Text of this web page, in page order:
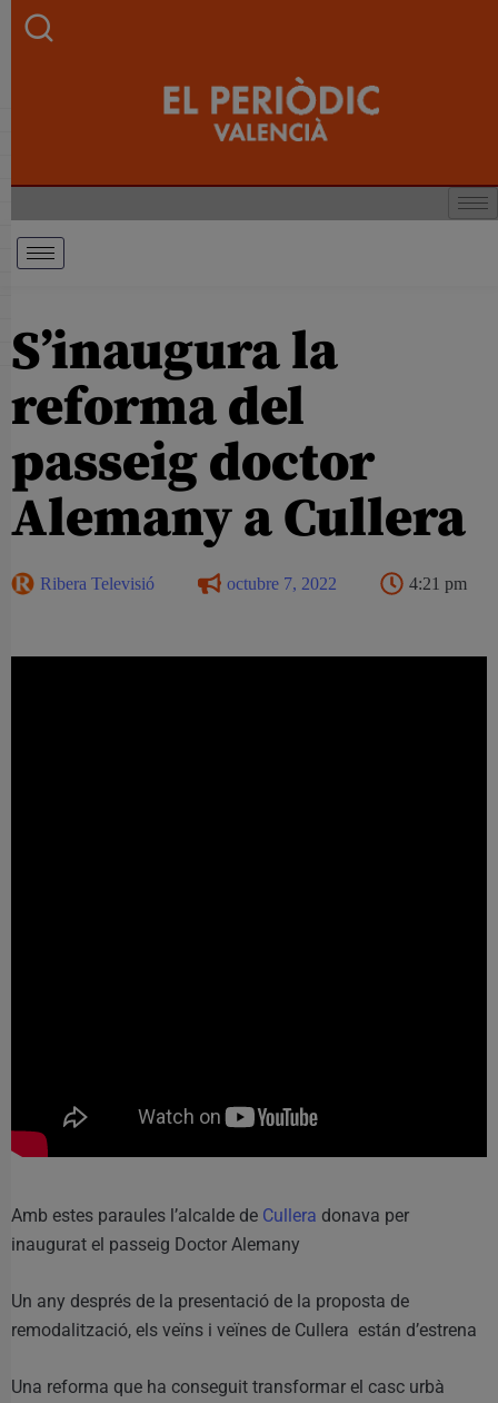
S’inaugura la
reforma del
passeig doctor
Alemany a Cullera
Ribera Televisió octubre 7, 2022 4:21 pm
Amb estes paraules l’alcalde de Cullera donava per
inaugurat el passeig Doctor Alemany
Un any després de la presentació de la proposta de
remodalització, els veïns i veïnes de Cullera están d’estrena
Una reforma que ha conseguit transformar el casc urbà